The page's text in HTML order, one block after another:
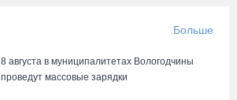
Больше
8 августа в муниципалитетах Вологодчины
проведут массовые зарядки